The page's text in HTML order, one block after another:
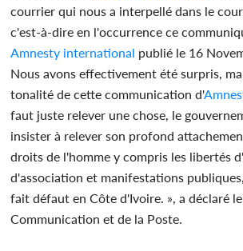
courrier qui nous a interpellé dans le
c'est-à-dire en l'occurrence ce
Amnesty international publié le 16
Nous avons effectivement été surpris,
tonalité de cette communication d'
faut juste relever une chose, le
insister à relever son profond
droits de l'homme y compris les libertés
d'association et manifestations
fait défaut en Côte d'Ivoire. », a déclaré
Communication et de la Poste.